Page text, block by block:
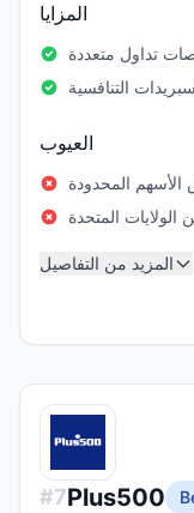
المزايا
تداول متعددة
التنافسية
العيوب
المحدودة
الولايات المتحدة
المزيد من التفاصيل
#7Plus500